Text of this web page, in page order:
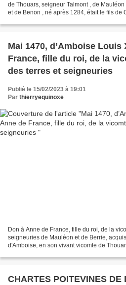
de Thouars, seigneur Talmont , de
et de Benon , né après 1284, était le fils de
Mai 1470, d’Amboise
France, fille du roi, de la
des terres et seigneuries
Publié le 15/02/2023 à 19:01
Par thierryequinoxe
Don à Anne de France, fille du roi, de la
seigneuries de Mauléon et de Berrie,
d'Amboise, en son vivant vicomte de
CHARTES POITEVINES DE